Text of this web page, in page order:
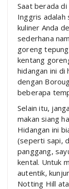
Saat berada
Inggris adalah
kuliner Anda
sederhana
goreng
kentang
hidangan ini
dengan
beberapa
Selain itu,
makan siang
Hidangan ini
(seperti sapi,
panggang,
kental. Untuk
autentik,
Notting Hill